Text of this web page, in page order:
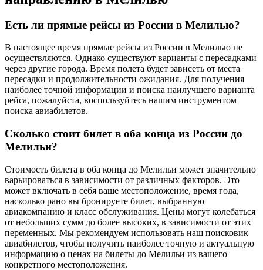
Есть ли прямые рейсы из России в Мелилью?
В настоящее время прямые рейсы из России в Мелилью не
осуществляются. Однако существуют варианты с пересадками
через другие города. Время полета будет зависеть от места
пересадки и продолжительности ожидания. Для получения
наиболее точной информации и поиска наилучшего варианта
рейса, пожалуйста, воспользуйтесь нашим инструментом
поиска авиабилетов.
Сколько стоит билет в оба конца из России до
Мелильи?
Стоимость билета в оба конца до Мелильи может значительно
варьироваться в зависимости от различных факторов. Это
может включать в себя ваше местоположение, время года,
насколько рано вы бронируете билет, выбранную
авиакомпанию и класс обслуживания. Цены могут колебаться
от небольших сумм до более высоких, в зависимости от этих
переменных. Мы рекомендуем использовать наш поисковик
авиабилетов, чтобы получить наиболее точную и актуальную
информацию о ценах на билеты до Мелильи из вашего
конкретного местоположения.